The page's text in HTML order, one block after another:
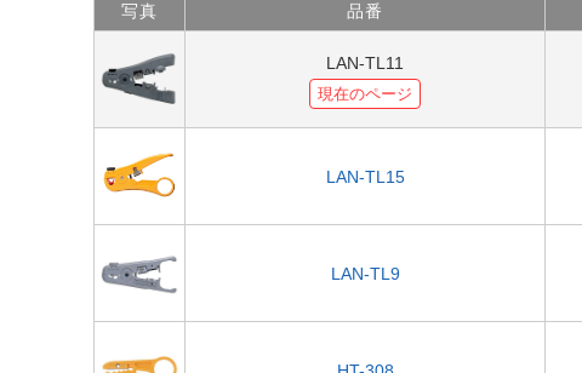
写真 品番
LAN-TL11
現在のページ
LAN-TL15
LAN-TL9